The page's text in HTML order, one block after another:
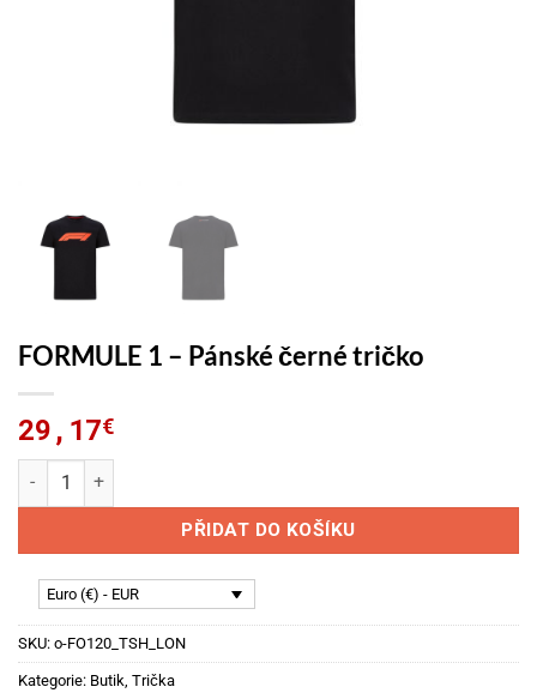
FORMULE 1 – Pánské černé tričko
29,17€
FORMULE 1 - Pánské černé tričko množství
PŘIDAT DO KOŠÍKU
Euro (€) - EUR
SKU: o-FO120_TSH_LON
Kategorie: Butik Trička